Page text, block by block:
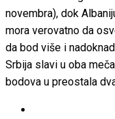
novembra), dok
mora verovatno da
da bod više i
Srbija slavi u oba
bodova u preostala